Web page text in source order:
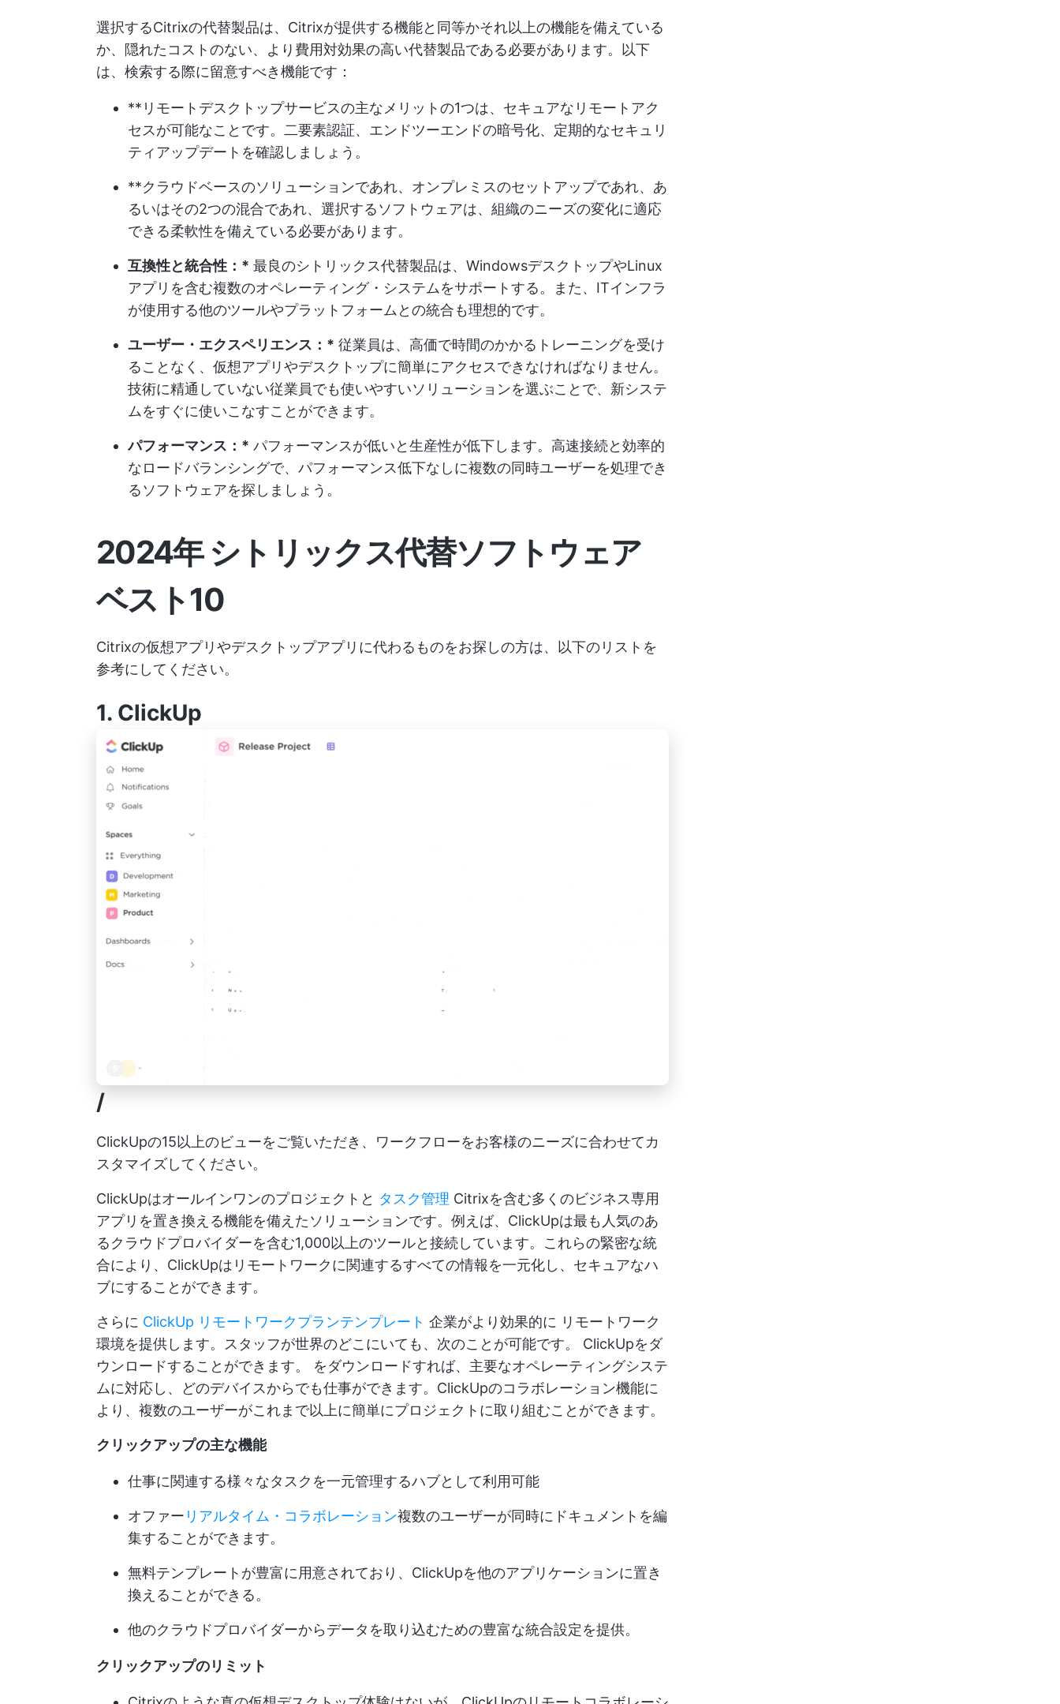
選択するCitrixの代替製品は、Citrixが提供する機能と同等かそれ以上の機能を備えている
か、隠れたコストのない、より費用対効果の高い代替製品である必要があります。以下
は、検索する際に留意すべき機能です：
**リモートデスクトップサービスの主なメリットの1つは、セキュアなリモートアク
セスが可能なことです。二要素認証、エンドツーエンドの暗号化、定期的なセキュリ
ティアップデートを確認しましょう。
**クラウドベースのソリューションであれ、オンプレミスのセットアップであれ、あ
るいはその2つの混合であれ、選択するソフトウェアは、組織のニーズの変化に適応
できる柔軟性を備えている必要があります。
互換性と統合性：* 最良のシトリックス代替製品は、WindowsデスクトップやLinux
アプリを含む複数のオペレーティング・システムをサポートする。また、ITインフラ
が使用する他のツールやプラットフォームとの統合も理想的です。
ユーザー・エクスペリエンス：* 従業員は、高価で時間のかかるトレーニングを受け
ることなく、仮想アプリやデスクトップに簡単にアクセスできなければなりません。
技術に精通していない従業員でも使いやすいソリューションを選ぶことで、新システ
ムをすぐに使いこなすことができます。
パフォーマンス：* パフォーマンスが低いと生産性が低下します。高速接続と効率的
なロードバランシングで、パフォーマンス低下なしに複数の同時ユーザーを処理でき
るソフトウェアを探しましょう。
2024年 シトリックス代替ソフトウェア
ベスト10
Citrixの仮想アプリやデスクトップアプリに代わるものをお探しの方は、以下のリストを
参考にしてください。
1. ClickUp
/
ClickUpの15以上のビューをご覧いただき、ワークフローをお客様のニーズに合わせてカ
スタマイズしてください。
ClickUpはオールインワンのプロジェクトと タスク管理 Citrixを含む多くのビジネス専用
アプリを置き換える機能を備えたソリューションです。例えば、ClickUpは最も人気のあ
るクラウドプロバイダーを含む1,000以上のツールと接続しています。これらの緊密な統
合により、ClickUpはリモートワークに関連するすべての情報を一元化し、セキュアなハ
ブにすることができます。
さらに ClickUp リモートワークプランテンプレート 企業がより効果的に リモートワーク
環境を提供します。スタッフが世界のどこにいても、次のことが可能です。 ClickUpをダ
ウンロードすることができます。
をダウンロードすれば、主要なオペレーティングシステ
ムに対応し、どのデバイスからでも仕事ができます。ClickUpのコラボレーション機能に
より、複数のユーザーがこれまで以上に簡単にプロジェクトに取り組むことができます。
クリックアップの主な機能
仕事に関連する様々なタスクを一元管理するハブとして利用可能
オファー リアルタイム・コラボレーション複数のユーザーが同時にドキュメントを編
集することができます。
無料テンプレートが豊富に用意されており、ClickUpを他のアプリケーションに置き
換えることができる。
他のクラウドプロバイダーからデータを取り込むための豊富な統合設定を提供。
クリックアップのリミット